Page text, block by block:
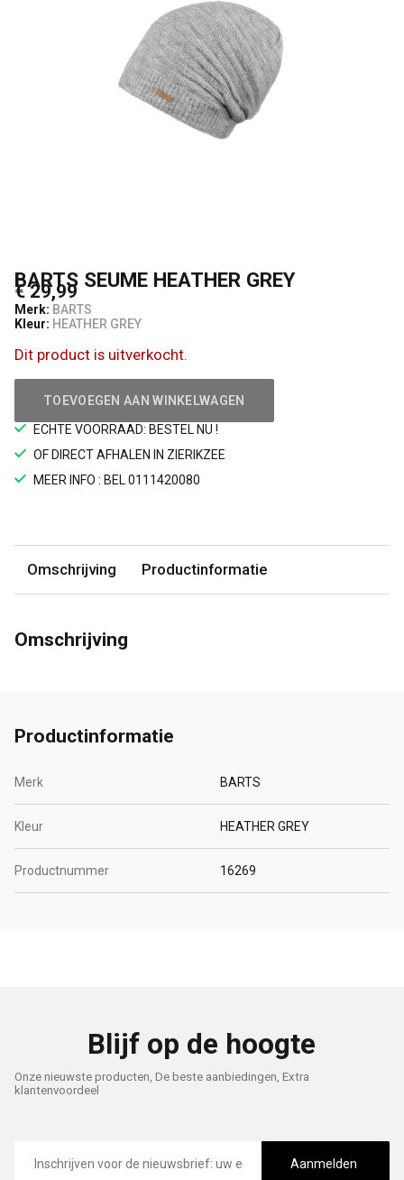
BARTS SEUME HEATHER GREY
€ 29,99
Merk: BARTS
Kleur: HEATHER GREY
Dit product is uitverkocht.
TOEVOEGEN AAN WINKELWAGEN
ECHTE VOORRAAD: BESTEL NU !
OF DIRECT AFHALEN IN ZIERIKZEE
MEER INFO : BEL 0111420080
Omschrijving Productinformatie
Omschrijving
Productinformatie
Merk BARTS
Kleur HEATHER GREY
Productnummer 16269
Blijf op de hoogte
Onze nieuwste producten, De beste aanbiedingen, Extra
klantenvoordeel
mailadres
Aanmelden